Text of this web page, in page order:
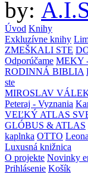
by:
Úvod Knihy
Exkluzívne knihy
ZMEŠKALI STE
Odporúčame MEKY
RODINNÁ BIBLIA
ste
MIROSLAV
Peteraj - Vyznania
VEĽKÝ ATLAS
GLÓBUS & ATLAS
kaplnka OTTO
Luxusná knižnica
O projekte Novinky
Prihlásenie Košík